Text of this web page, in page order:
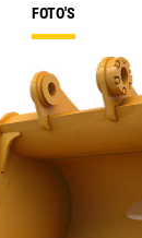
FOTO'S